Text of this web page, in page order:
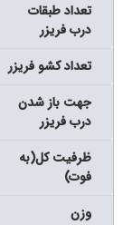
تعداد طبقات
درب فریزر
تعداد کشو فریزر
جهت باز شدن
درب فریزر
ظرفیت کل(به
فوت)
وزن